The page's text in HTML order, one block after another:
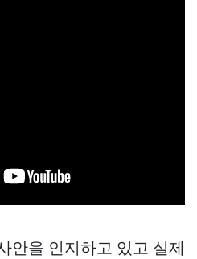
안을 인지하고 있고 실제